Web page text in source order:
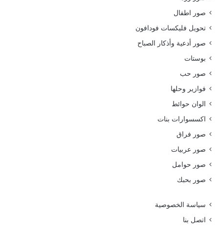
صور اطفال
تحويل فليكسات فودافون
صور أدعية وأذكار الصباح
بوستات
صور حب
فوازير وحلها
الوان حوائط
اكسسوارات بنات
صور فراق
صور عربيات
صور حوامل
صور بحبك
سياسة الخصوصية
اتصل بنا